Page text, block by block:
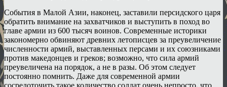
События в Малой Азии, наконец, заставили персидского царя
обратить внимание на захватчиков и выступить в поход во
главе армии из 600 тысяч воинов. Современные историки
закономерно обвиняют древних летописцев за преувеличение
численности армий, выставленных персами и их союзниками
против македонцев и греков; возможно, что сила армий
преувеличена на порядок, а не в разы. Об этом следует
постоянно помнить. Даже для современной армии
сосредоточить такое количество солдат очень непросто, что